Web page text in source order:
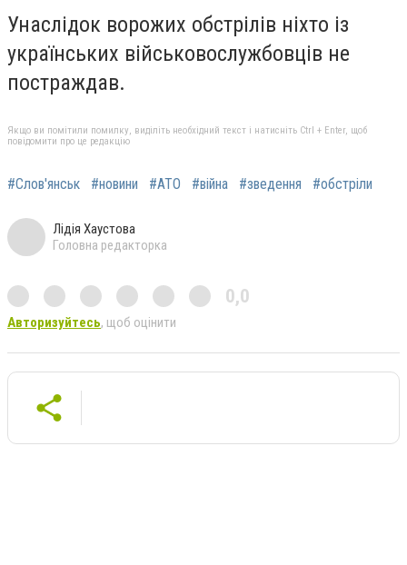
Унаслідок ворожих обстрілів ніхто із
українських військовослужбовців не
постраждав.
Якщо ви помітили помилку, виділіть необхідний текст і натисніть Ctrl + Enter, щоб
повідомити про це редакцію
#Слов'янськ #новини #АТО #війна #зведення #обстріли
Лідія Хаустова
Головна редакторка
0,0
Авторизуйтесь, щоб оцінити